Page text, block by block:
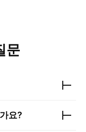
문
요?